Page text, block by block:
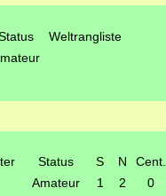
Weltrangliste
Status S N Cent.
Amateur 1 2 0